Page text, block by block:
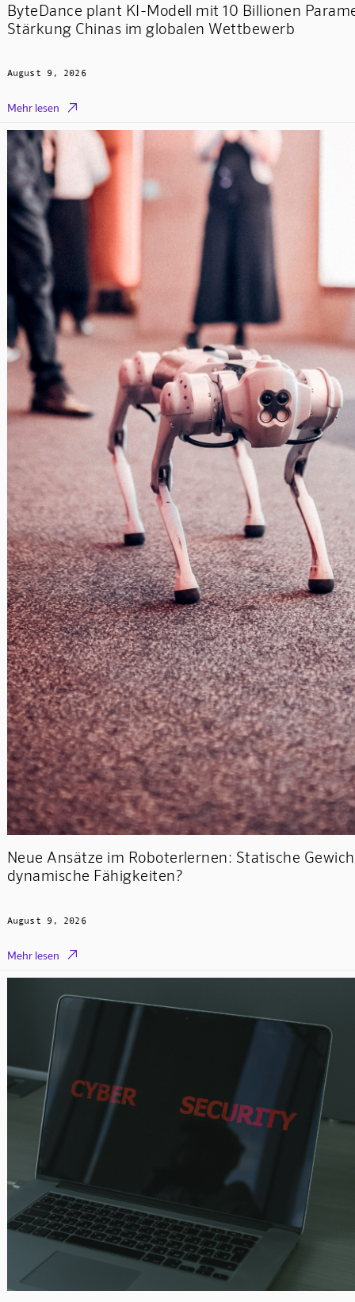
ByteDance plant KI-Modell mit 10 Billionen
Stärkung Chinas im globalen Wettbewerb
August 9, 2026
Mehr lesen 
Neue Ansätze im Roboterlernen: Statische
dynamische Fähigkeiten?
August 9, 2026
Mehr lesen 